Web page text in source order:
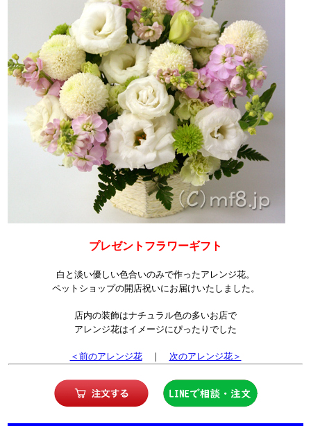
プレゼントフラワーギフト
白と淡い優しい色合いのみで作ったアレンジ花。
ペットショップの開店祝いにお届けいたしました。
店内の装飾はナチュラル色の多いお店で
アレンジ花はイメージにぴったりでした
＜前のアレンジ花｜ 次のアレンジ花＞